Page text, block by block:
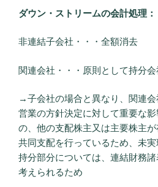
ダウン・ストリームの会計処理：
非連結子会社・・・全額消去
関連会社・・・原則として持分
→子会社の場合と異なり、関連
営業の方針決定に対して重要な
の、他の支配株主又は主要株主
共同支配を行っているため、未
持分部分については、連結財務
考えられるため